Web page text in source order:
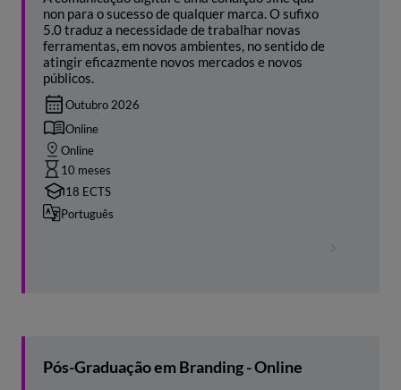
non para o sucesso de qualquer marca. O sufixo
5.0 traduz a necessidade de trabalhar novas
ferramentas, em novos ambientes, no sentido de
atingir eficazmente novos mercados e novos
públicos.
Outubro 2026
Online
Online
10 meses
18 ECTS
Português
Pós-Graduação em Branding - Online